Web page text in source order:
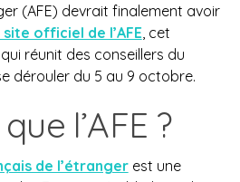
(AFE) devrait finalement avoir
site officiel de l’AFE, cet
réunit des conseillers du
dérouler du 5 au 9 octobre.
l’AFE ?
de l’étrangerest une